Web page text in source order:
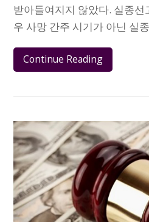
받아들여지지 않았다. 실종
우 사망 간주 시기가 아닌 실
Continue Reading